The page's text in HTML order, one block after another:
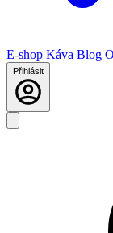
E-shop Káva Blog
Přihlásit